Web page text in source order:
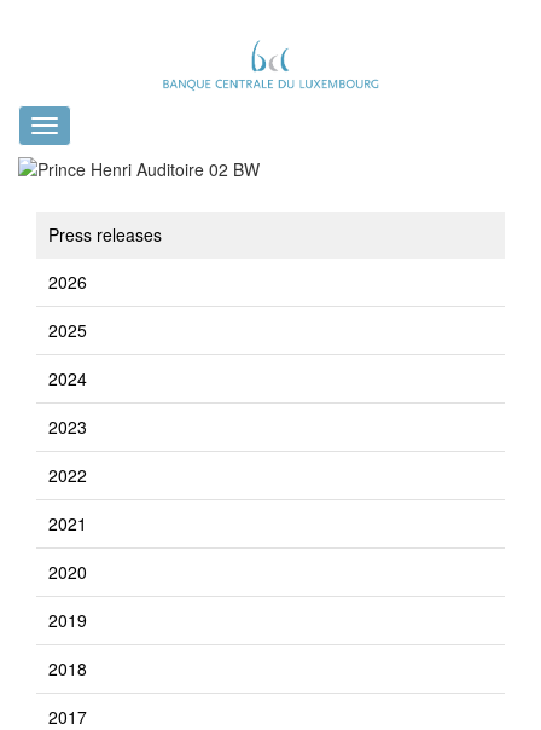
Toggle
navigation
Press releases
2026
2025
2024
2023
2022
2021
2020
2019
2018
2017